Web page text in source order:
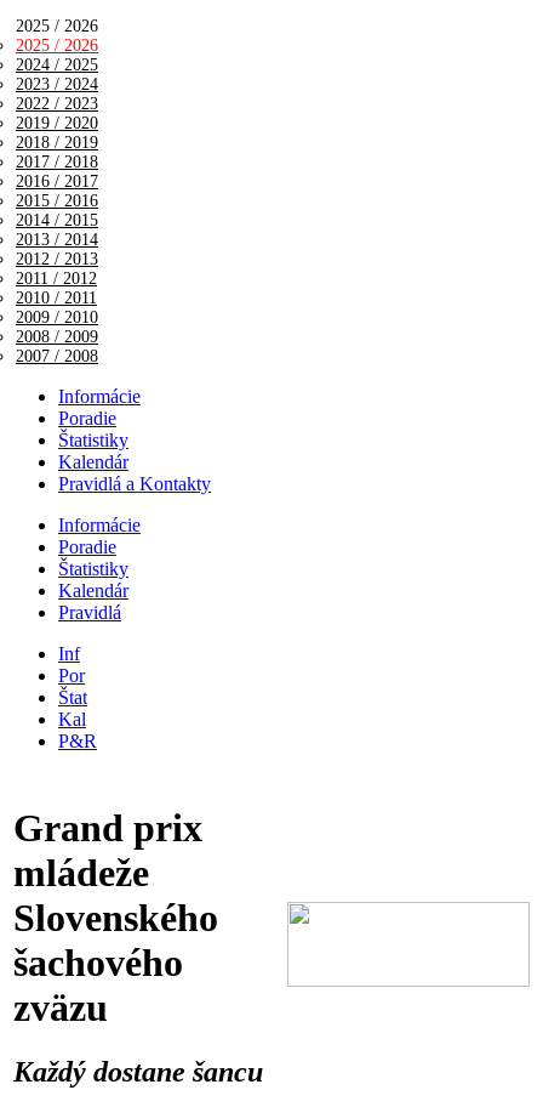
2025 / 2026
2025 / 2026
2024 / 2025
2023 / 2024
2022 / 2023
2019 / 2020
2018 / 2019
2017 / 2018
2016 / 2017
2015 / 2016
2014 / 2015
2013 / 2014
2012 / 2013
2011 / 2012
2010 / 2011
2009 / 2010
2008 / 2009
2007 / 2008
Informácie
Poradie
Štatistiky
Kalendár
Pravidlá a Kontakty
Informácie
Poradie
Štatistiky
Kalendár
Pravidlá
Inf
Por
Štat
Kal
P&R
Grand prix
mládeže
Slovenského
šachového
zväzu
Každý dostane šancu